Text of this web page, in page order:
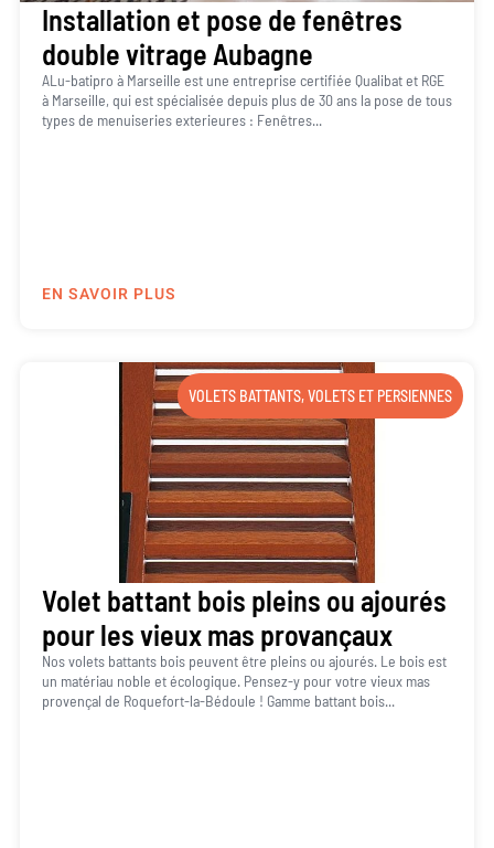
Installation et pose de fenêtres
double vitrage Aubagne
ALu-batipro à Marseille est une entreprise certifiée Qualibat et RGE
à Marseille, qui est spécialisée depuis plus de 30 ans la pose de tous
types de menuiseries exterieures : Fenêtres...
EN SAVOIR PLUS
VOLETS BATTANTS,VOLETS ET PERSIENNES
Volet battant bois pleins ou ajourés
pour les vieux mas provançaux
Nos volets battants bois peuvent être pleins ou ajourés. Le bois est
un matériau noble et écologique. Pensez-y pour votre vieux mas
provençal de Roquefort-la-Bédoule ! Gamme battant bois...